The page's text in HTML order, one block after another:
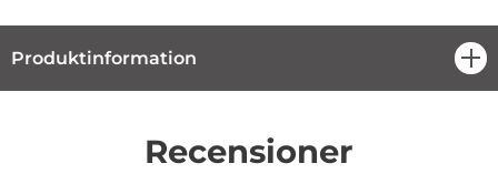
Produktinformation
Recensioner